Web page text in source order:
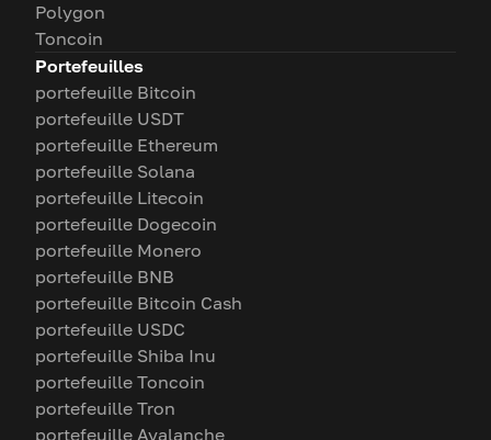
Polygon
Toncoin
Portefeuilles
portefeuille Bitcoin
portefeuille USDT
portefeuille Ethereum
portefeuille Solana
portefeuille Litecoin
portefeuille Dogecoin
portefeuille Monero
portefeuille BNB
portefeuille Bitcoin Cash
portefeuille USDC
portefeuille Shiba Inu
portefeuille Toncoin
portefeuille Tron
portefeuille Avalanche